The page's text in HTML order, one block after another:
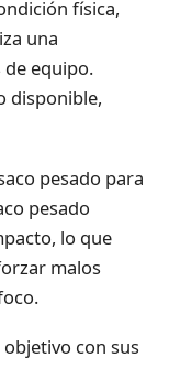
física,
una
equipo.
disponible,
pesado para
pesado
lo que
malos
con sus